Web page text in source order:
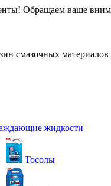
Обращаем ваше
смазочных материалов
жидкости
Тосолы